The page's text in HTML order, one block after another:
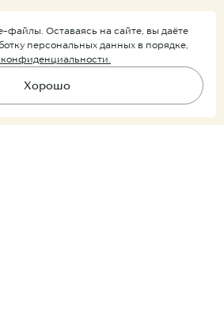
функциональности
формах
файлы. Оставаясь на сайте, вы даёте
персональных данных в порядке,
Хорошо